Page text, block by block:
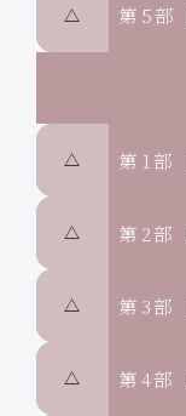
△ 第5部
△ 第1部
△ 第2部
△ 第3部
△ 第4部